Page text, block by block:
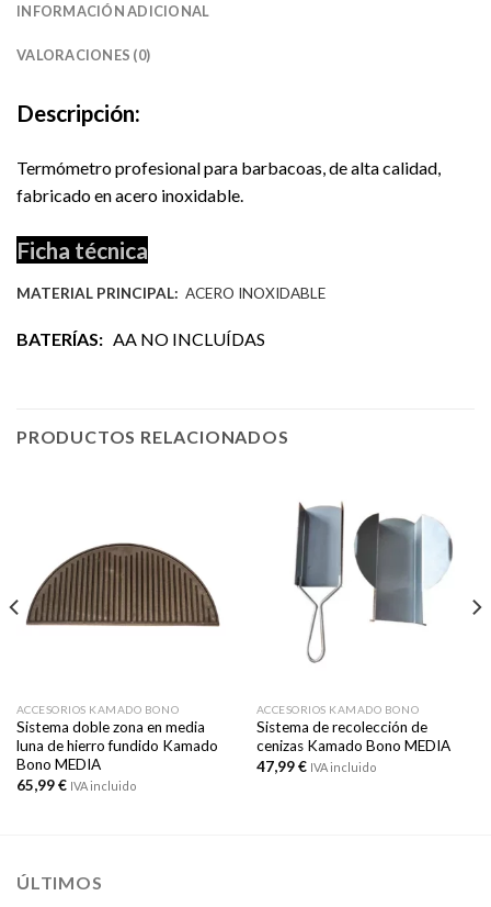
INFORMACIÓN ADICIONAL
VALORACIONES (0)
Descripción:
Termómetro profesional para barbacoas, de alta calidad,
fabricado en acero inoxidable.
Ficha técnica
MATERIAL PRINCIPAL: ACERO INOXIDABLE
BATERÍAS: AA NO INCLUÍDAS
PRODUCTOS RELACIONADOS
ACCESORIOS KAMADO BONO
Sistema doble zona en media
luna de hierro fundido Kamado
Bono MEDIA
65,99€ IVA incluido
ACCESORIOS KAMADO BONO
Sistema de recolección de
cenizas Kamado Bono MEDIA
47,99€ IVA incluido
ÚLTIMOS